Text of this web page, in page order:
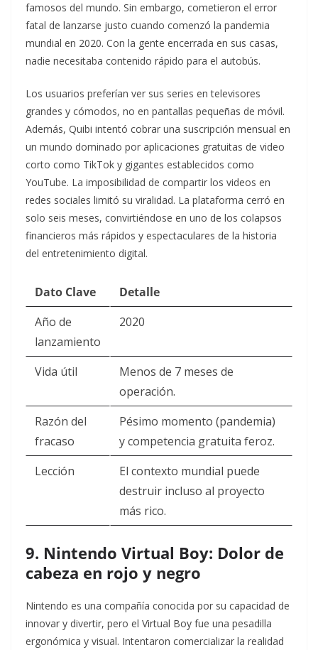
famosos del mundo. Sin embargo, cometieron el error
fatal de lanzarse justo cuando comenzó la pandemia
mundial en 2020. Con la gente encerrada en sus casas,
nadie necesitaba contenido rápido para el autobús.
Los usuarios preferían ver sus series en televisores
grandes y cómodos, no en pantallas pequeñas de móvil.
Además, Quibi intentó cobrar una suscripción mensual en
un mundo dominado por aplicaciones gratuitas de video
corto como TikTok y gigantes establecidos como
YouTube. La imposibilidad de compartir los videos en
redes sociales limitó su viralidad. La plataforma cerró en
solo seis meses, convirtiéndose en uno de los colapsos
financieros más rápidos y espectaculares de la historia
del entretenimiento digital.
Dato Clave
Detalle
Año de
lanzamiento
2020
Vida útil
Menos de 7 meses de
operación.
Razón del
fracaso
Pésimo momento (pandemia)
y competencia gratuita feroz.
Lección
El contexto mundial puede
destruir incluso al proyecto
más rico.
9. Nintendo Virtual Boy: Dolor de
cabeza en rojo y negro
Nintendo es una compañía conocida por su capacidad de
innovar y divertir, pero el Virtual Boy fue una pesadilla
ergonómica y visual. Intentaron comercializar la realidad